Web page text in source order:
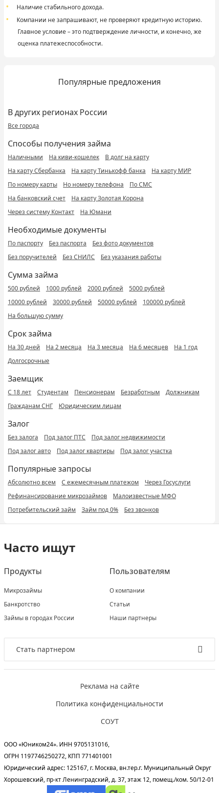
Наличие стабильного дохода.
Компании не запрашивают, не проверяют кредитную историю.
Главное условие – это подтверждение личности, и конечно, же
оценка платежеспособности.
Популярные предложения
В других регионах России
Все города
Способы получения займа
Наличными На киви-кошелек
В долг на карту
На карту Сбербанка
На карту Тинькофф банка
На карту МИР
По номеру карты
Но номеру телефона
По СМС
На банковский счет
На карту Золотая Корона
Через систему Контакт
На Юмани
Необходимые документы
По паспорту Без паспорта
Без фото документов
Без поручителей
Без СНИЛС Без указания работы
Сумма займа
500 рублей 1000 рублей 2000 рублей
5000 рублей
10000 рублей
30000 рублей 50000 рублей
100000 рублей
На большую сумму
Срок займа
На 30 дней На 2 месяца На 3 месяца На 6 месяцев
На 1 год
Долгосрочные
Заемщик
С 18 лет Студентам Пенсионерам Безработным
Должникам
Гражданам СНГ
Юридическим лицам
Залог
Без залога Под залог ПТС
Под залог недвижимости
Под залог авто
Под залог квартиры Под залог участка
Популярные запросы
Абсолютно всем С ежемесячным платежом
Через Госуслуги
Рефинансирование микрозаймов
Малоизвестные МФО
Потребительский займ
Займ под 0% Без звонков
Часто ищут
Продукты
Микрозаймы
Банкротство
Займы в городах России
Пользователям
О компании
Статьи
Наши партнеры
Стать партнером
Реклама на сайте
Политика конфиденциальности
СОУТ
ООО «Юником24». ИНН 9705131016,
ОГРН 1197746250272, КПП 771401001
Юридический адрес: 125167, г. Москва, вн.тер.г. Муниципальный Округ
Хорошевский, пр-кт Ленинградский, д. 37, этаж 12, помещ./ком. 50/12-01